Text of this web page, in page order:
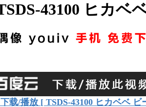
43100 ヒカベ
载/播放 [ TSDS-43100 ヒカベベ